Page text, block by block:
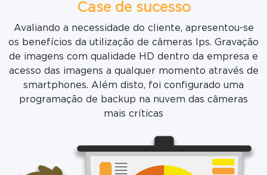
Case de sucesso
Avaliando a necessidade do cliente, apresentou-se
os benefícios da utilização de câmeras Ips. Gravação
de imagens com qualidade HD dentro da empresa e
acesso das imagens a qualquer momento através de
smartphones. Além disto, foi configurado uma
programação de backup na nuvem das câmeras
mais críticas